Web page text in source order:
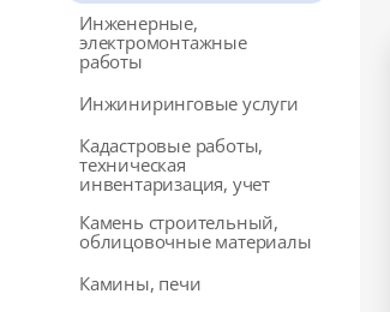
Инженерные,
электромонтажные
работы
Инжиниринговые услуги
Кадастровые работы,
техническая
инвентаризация, учет
Камень строительный,
облицовочные материалы
Камины, печи